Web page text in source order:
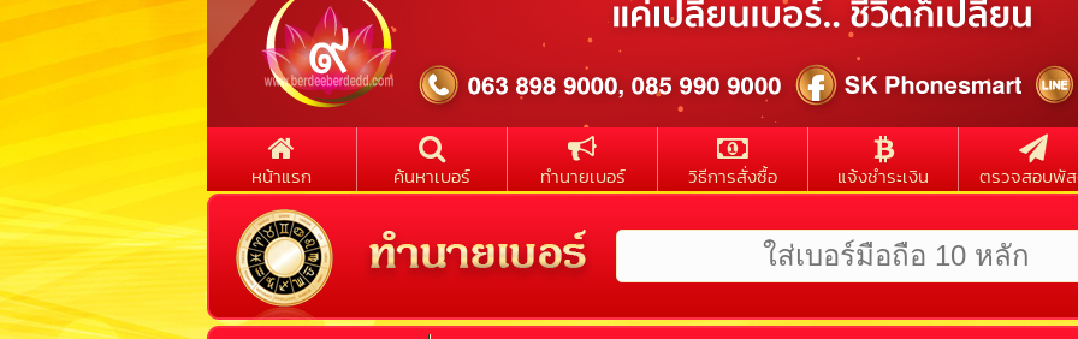
หน้าแรก ค้นหาเบอร์ ทำนายเบอร์ วิธีการสั่งซื้อ แจ้งชำระเงิน ตรวจสอบพั